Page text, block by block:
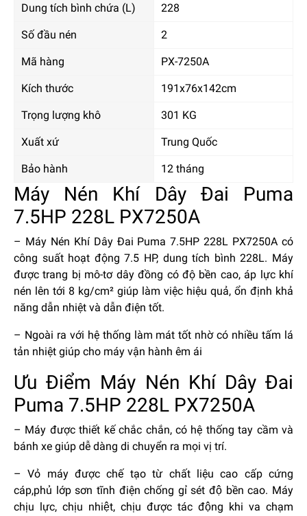
Dung tích bình chứa (L) 228
Số đầu nén 2
Mã hàng PX-7250A
Kích thước 191x76x142cm
Trọng lượng khô 301 KG
Xuất xứ Trung Quốc
Bảo hành 12 tháng
Máy Nén Khí Dây Đai Puma
7.5HP 228L PX7250A
– Máy Nén Khí Dây Đai Puma 7.5HP 228L PX7250A có
công suất hoạt động 7.5 HP, dung tích bình 228L. Máy
được trang bị mô-tơ dây đồng có độ bền cao, áp lực khí
nén lên tới 8 kg/cm² giúp làm việc hiệu quả, ổn định khả
năng dẫn nhiệt và dẫn điện tốt.
– Ngoài ra với hệ thống làm mát tốt nhờ có nhiều tấm lá
tản nhiệt giúp cho máy vận hành êm ái
Ưu Điểm Máy Nén Khí Dây Đai
Puma 7.5HP 228L PX7250A
– Máy được thiết kế chắc chắn, có hệ thống tay cầm và
bánh xe giúp dễ dàng di chuyển ra mọi vị trí.
– Vỏ máy được chế tạo từ chất liệu cao cấp cứng
cáp,phủ lớp sơn tĩnh điện chống gỉ sét độ bền cao. Máy
chịu lực, chịu nhiệt, chịu được tác động khi va chạm